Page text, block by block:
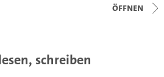
Öffnen
schreiben